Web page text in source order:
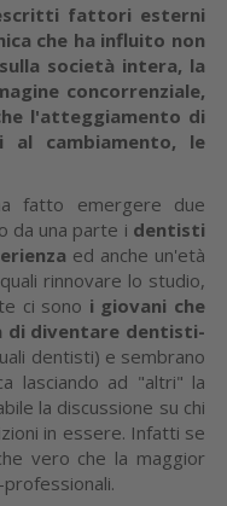
fattori esterni
che ha influito non
società intera, la
concorrenziale,
l'atteggiamento di
al cambiamento, le
fatto emergere due
da una parte i dentisti
ed anche un'età
rinnovare lo studio,
ci sono i giovani che
di diventare dentisti-
dentisti) e sembrano
lasciando ad "altri" la
la discussione su chi
in essere. Infatti se
vero che la maggior